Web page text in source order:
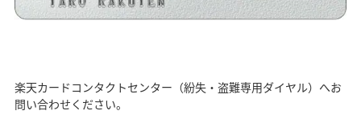
楽天カードコンタクトセンター（紛失・盗難専用ダイヤル）へお
問い合わせください。